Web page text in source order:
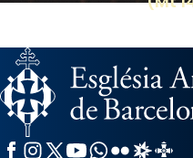
Facebook
Instagram
X / Twitter
YouTube
WhatsApp
FlickrRadio